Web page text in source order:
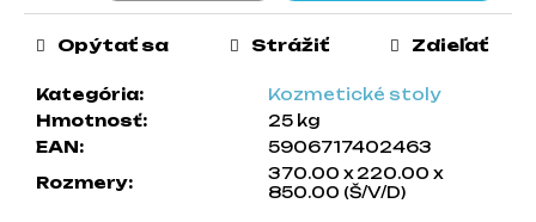
Kategória:
Kozmetické stoly
Hmotnosť:
25 kg
EAN:
5906717402463
Rozmery:
370.00 x 220.00 x
850.00 (Š/V/D)
Opýtať sa Strážiť Zdieľať
m
e